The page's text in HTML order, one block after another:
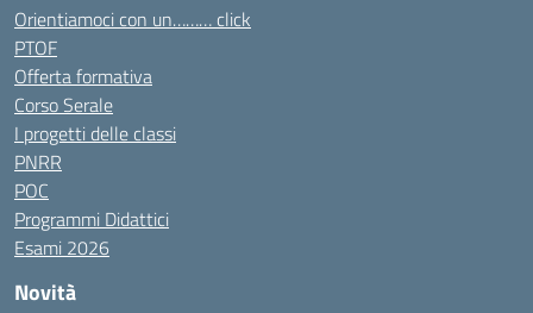
Orientiamoci con un……… click
PTOF
Offerta formativa
Corso Serale
I progetti delle classi
PNRR
POC
Programmi Didattici
Esami 2026
Novità